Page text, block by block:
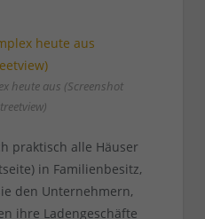
heute aus (Screenshot
praktisch alle Häuser
in Familienbesitz,
den Unternehmern,
ihre Ladengeschäfte